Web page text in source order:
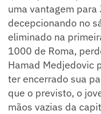
uma vantagem para
decepcionando no
eliminado na
1000 de Roma,
Hamad Medjedovic
ter encerrado sua
que o previsto, o
mãos vazias da